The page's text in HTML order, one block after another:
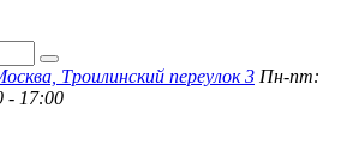
Троилинский переулок 3 Пн-пт:
- 17:00